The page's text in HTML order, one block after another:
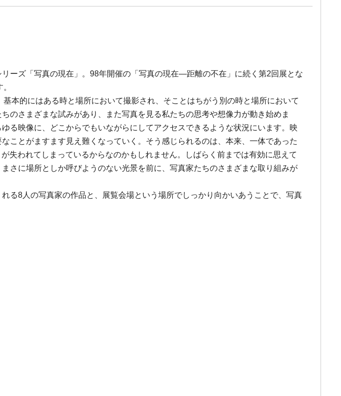
ーズ「写真の現在」。98年開催の「写真の現在―距離の不在」に続く第2回展とな
本的にはある時と場所において撮影され、そことはちがう別の時と場所において
のさまざまな試みがあり、また写真を見る私たちの思考や想像力が動き始めま
る映像に、どこからでもいながらにしてアクセスできるような状況にいます。映
ことがますます見え難くなっていく。そう感じられるのは、本来、一体であった
失われてしまっているからなのかもしれません。しばらく前までは有効に思えて
さに場所としか呼びようのない光景を前に、写真家たちのさまざまな取り組みが
る8人の写真家の作品と、展覧会場という場所でしっかり向かいあうことで、写真